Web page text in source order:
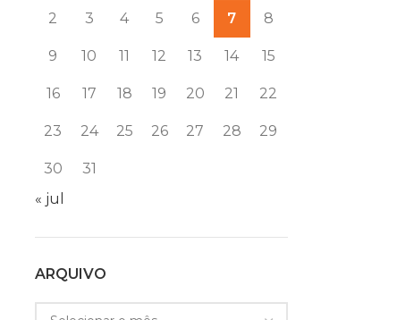
2 3 4 5 6 7 8
9 10 11 12 13 14 15
16 17 18 19 20 21 22
23 24 25 26 27 28 29
30
31
« jul
ARQUIVO